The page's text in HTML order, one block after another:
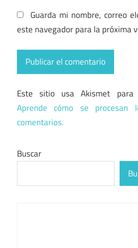
Guarda mi nombre, correo
este navegador para la próxima
Este sitio usa Akismet
Aprende cómo se
comentarios.
Buscar